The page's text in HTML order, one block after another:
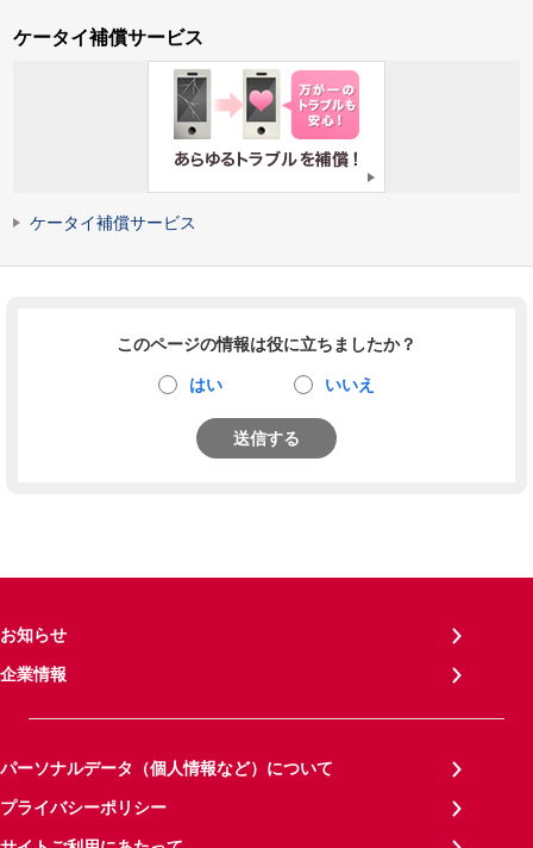
ケータイ補償サービス
ケータイ補償サービス
このページの情報は役に立ちましたか？
はい いいえ
送信する
お知らせ
企業情報
パーソナルデータ（個人情報など）について
プライバシーポリシー